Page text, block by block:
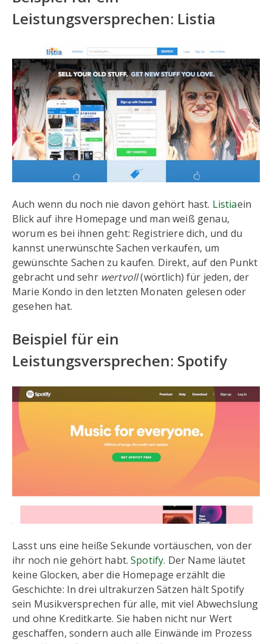
Leistungsversprechen: Listia
Auch wenn du noch nie davon gehört hast. Listiaein
Blick auf ihre Homepage und man weiß genau,
worum es bei ihnen geht: Registriere dich, und du
kannst unerwünschte Sachen verkaufen, um
gewünschte Sachen zu kaufen. Direkt, auf den Punkt
gebracht und sehr wertvoll(wörtlich) für jeden, der
Marie Kondo in den letzten Monaten gelesen oder
gesehen hat.
Beispiel für ein
Leistungsversprechen: Spotify
Lasst uns eine heiße Sekunde vortäuschen, von der
ihr noch nie gehört habt.Spotify. Der Name läutet
keine Glocken, aber die Homepage erzählt die
Geschichte: In drei ultrakurzen Sätzen hält Spotify
sein Musikversprechen für alle, mit viel Abwechslung
und ohne Kreditkarte. Sie haben nicht nur Wert
geschaffen, sondern auch alle Einwände im Prozess